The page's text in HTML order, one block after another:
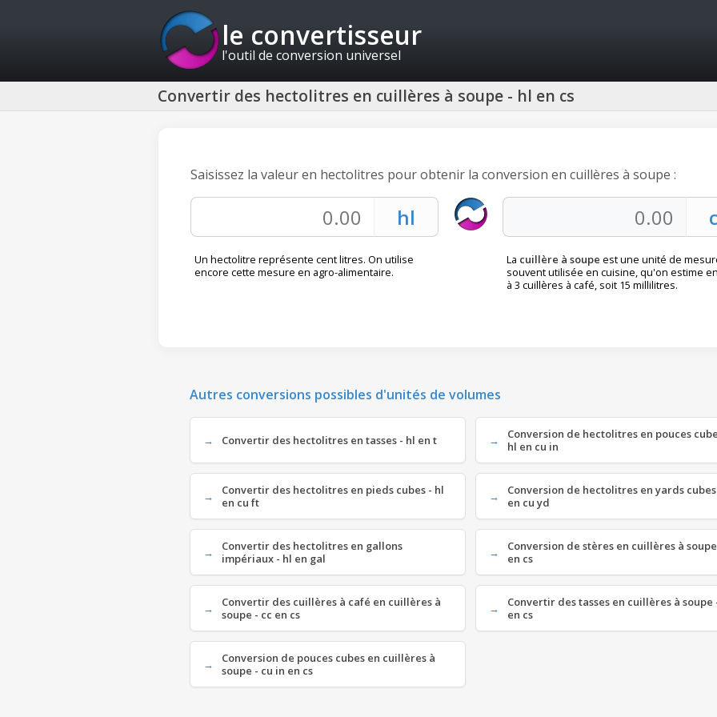
le convertisseur
l'outil de conversion universel
Convertir des hectolitres en cuillères à soupe - hl en cs
Saisissez la valeur en hectolitres pour obtenir la conversion en cuillères à soupe :
Un hectolitre représente cent litres. On utilise
encore cette mesure en agro-alimentaire.
La cuillère à soupe est une unité de
souvent utilisée en cuisine, qu'on estime
à 3 cuillères à café, soit 15 millilitres.
Autres conversions possibles d'unités de volumes
Convertir des hectolitres en tasses - hl en t
Conversion de hectolitres en pouces
hl en cu in
Convertir des hectolitres en pieds cubes - hl
en cu ft
Conversion de hectolitres en yards
en cu yd
Convertir des hectolitres en gallons
impériaux - hl en gal
Conversion de stères en cuillères à
en cs
Convertir des cuillères à café en cuillères à
soupe - cc en cs
Convertir des tasses en cuillères à soupe
en cs
Conversion de pouces cubes en cuillères à
soupe - cu in en cs